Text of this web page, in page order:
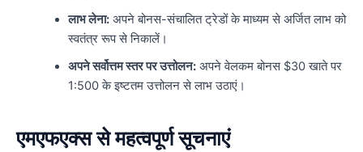
लाभ लेना:अपने बोनस-संचालित ट्रेडों के माध्यम से अर्जित लाभ को
स्वतंत्र रूप से निकालें।
अपने सर्वोत्तम स्तर पर उत्तोलन:अपने वेलकम बोनस $30 खाते पर
1:500 के इष्टतम उत्तोलन से लाभ उठाएं।
एमएफएक्स से महत्वपूर्ण सूचनाएं